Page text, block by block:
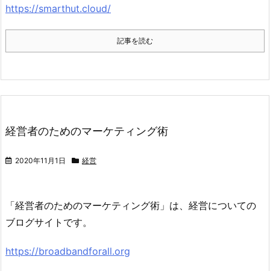
https://smarthut.cloud/
記事を読む
経営者のためのマーケティング術
2020年11月1日 経営
「経営者のためのマーケティング術」は、経営についての
ブログサイトです。
https://broadbandforall.org